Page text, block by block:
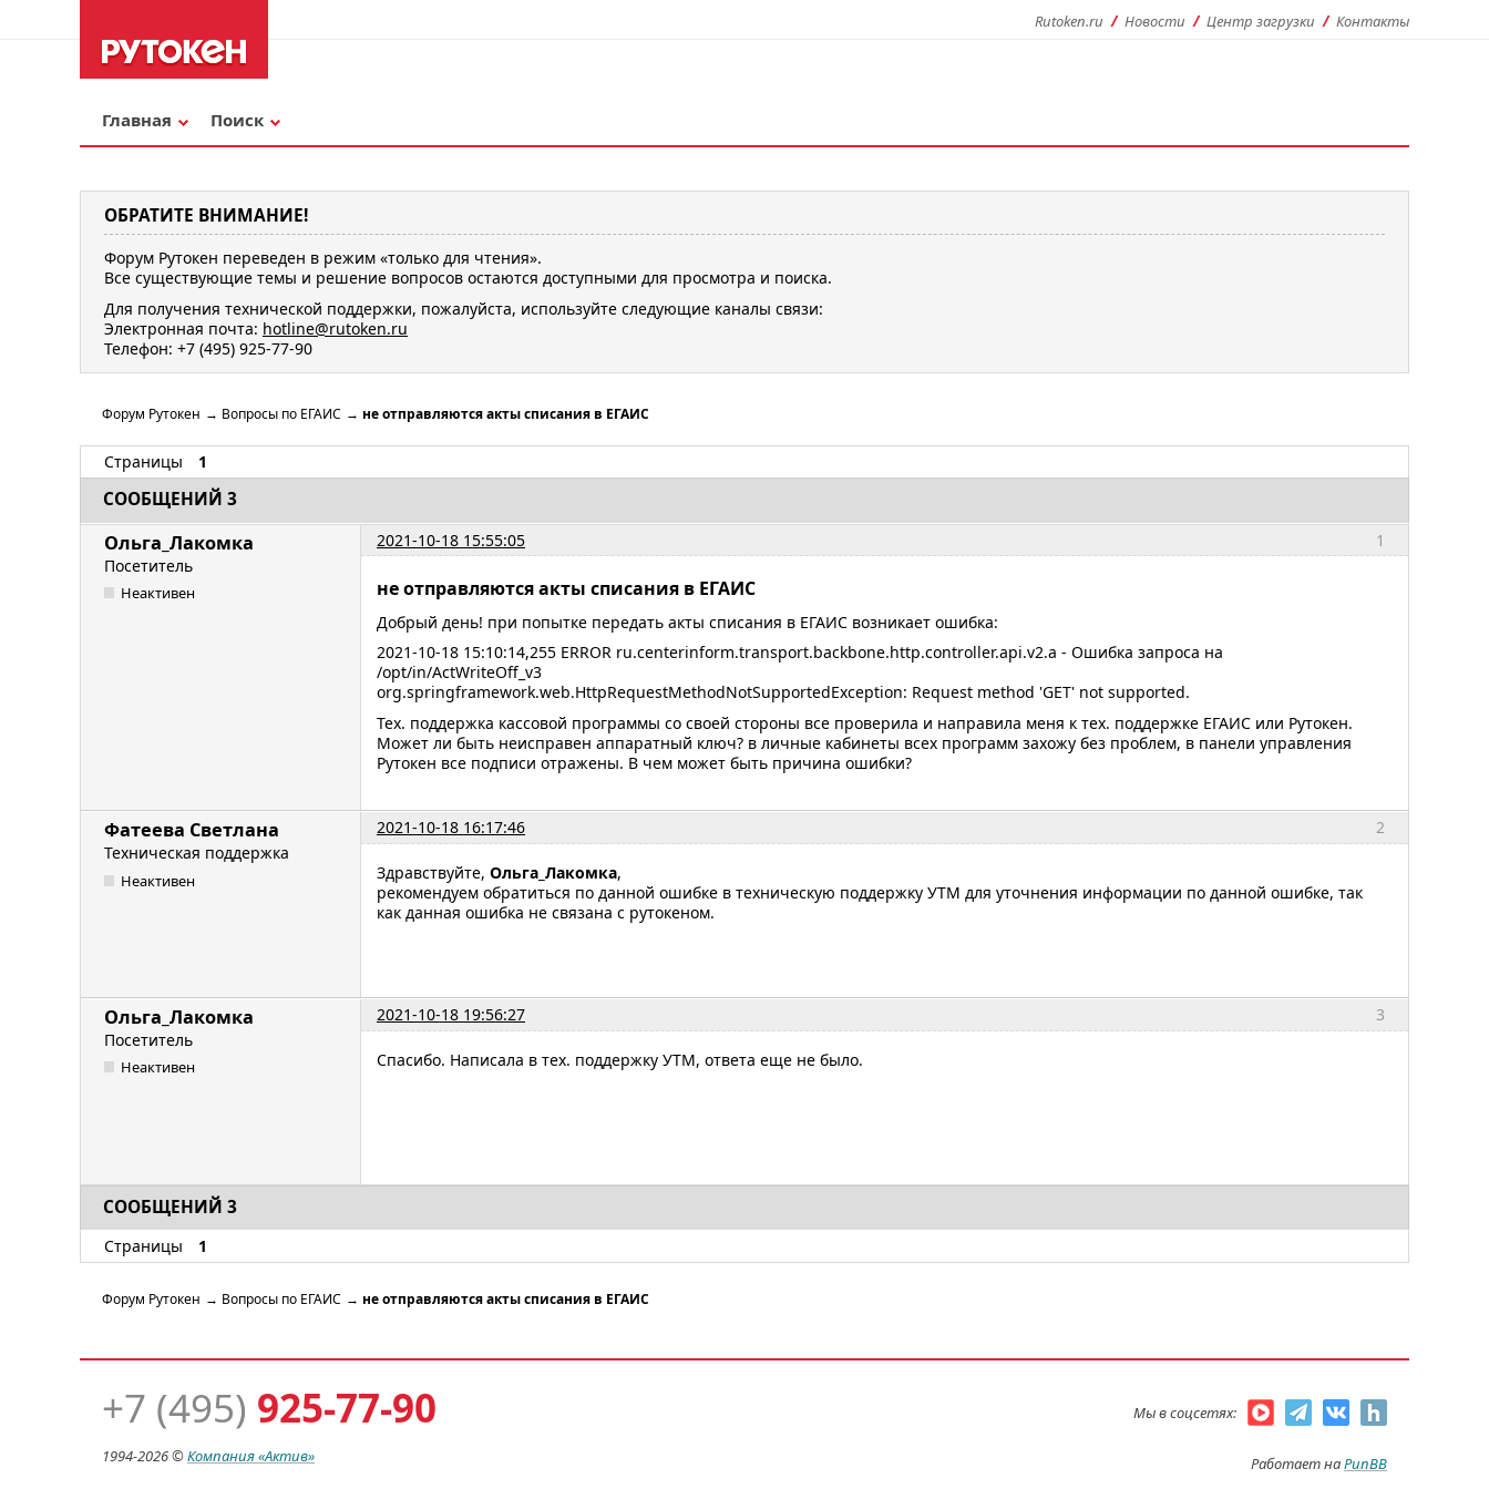
Rutoken.ru Новости Центр загрузки Контакты
Главная Поиск
ОБРАТИТЕ ВНИМАНИЕ!
Форум Рутокен переведен в режим «только для чтения».
Все существующие темы и решение вопросов остаются доступными для просмотра и поиска.
Для получения технической поддержки, пожалуйста, используйте следующие каналы связи:
Электронная почта: hotline@rutoken.ru
Телефон: +7 (495) 925-77-90
Форум Рутокен → Вопросы по ЕГАИС → не отправляются акты списания в ЕГАИС
Страницы 1
СООБЩЕНИЙ 3
1
Ольга_Лакомка
2021-10-18 15:55:05
Посетитель
Неактивен не отправляются акты списания в ЕГАИС
Добрый день! при попытке передать акты списания в ЕГАИС возникает ошибка:
2021-10-18 15:10:14,255 ERROR ru.centerinform.transport.backbone.http.controller.api.v2.a - Ошибка запроса на
/opt/in/ActWriteOff_v3
org.springframework.web.HttpRequestMethodNotSupportedException: Request method 'GET' not supported.
Тех. поддержка кассовой программы со своей стороны все проверила и направила меня к тех. поддержке ЕГАИС или Рутокен.
Может ли быть неисправен аппаратный ключ? в личные кабинеты всех программ захожу без проблем, в панели управления
Рутокен все подписи отражены. В чем может быть причина ошибки?
2
Фатеева Светлана
2021-10-18 16:17:46
Техническая поддержка
Неактивен Здравствуйте, Ольга_Лакомка,
рекомендуем обратиться по данной ошибке в техническую поддержку УТМ для уточнения информации по данной ошибке, так
как данная ошибка не связана с рутокеном.
3
Ольга_Лакомка
2021-10-18 19:56:27
Посетитель
Неактивен Спасибо. Написала в тех. поддержку УТМ, ответа еще не было.
СООБЩЕНИЙ 3
Страницы 1
Форум Рутокен → Вопросы по ЕГАИС → не отправляются акты списания в ЕГАИС
+7 (495) 925-77-90
1994-2026 ©Компания«Актив»
Мы в соцсетях:
Работает наPunBB